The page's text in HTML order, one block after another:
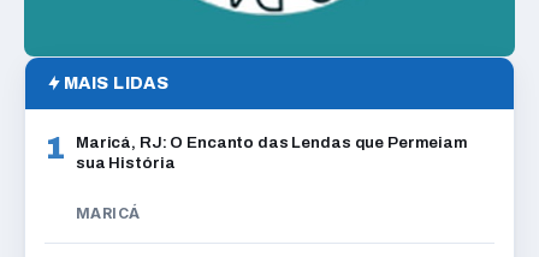
MAIS LIDAS
1
Maricá, RJ: O Encanto das Lendas que Permeiam
sua História
MARICÁ